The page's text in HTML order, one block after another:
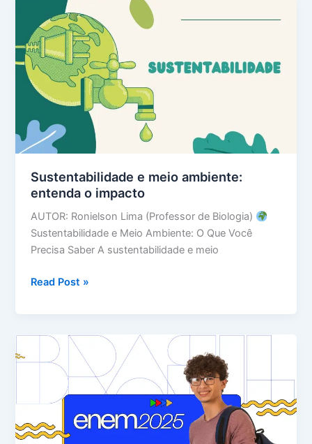
poluição
Sustentabilidade e meio ambiente:
entenda o impacto
AUTOR: Ronielson Lima (Professor de Biologia)
Sustentabilidade e Meio Ambiente: O Que Você
Precisa Saber A sustentabilidade e meio
Sustentabilidade
entenda
o
impacto
Read Post »